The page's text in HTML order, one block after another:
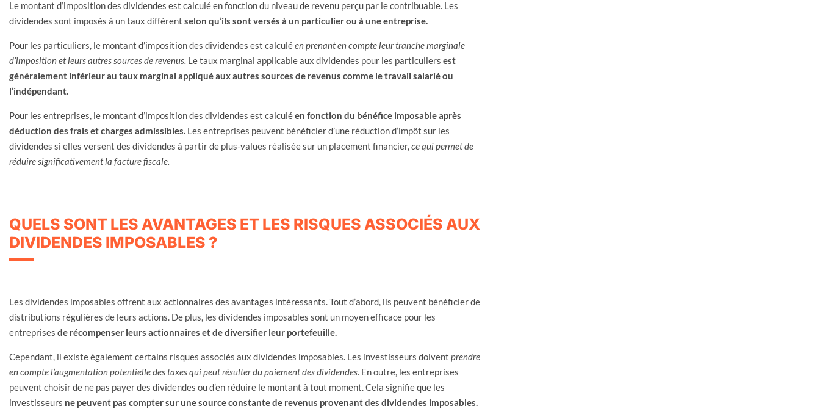
Le montant d’imposition des dividendes est calculé en fonction du niveau de revenu perçu par le contribuable. Les
dividendes sont imposés à un taux différent selon qu’ils sont versés à un particulier ou à une entreprise.
Pour les particuliers, le montant d’imposition des dividendes est calculéen prenant en compte leur tranche marginale
d’imposition et leurs autres sources de revenus. Le taux marginal applicable aux dividendes pour les particuliers est
généralement inférieur au taux marginal appliqué aux autres sources de revenus comme le travail salarié ou
l’indépendant.
Pour les entreprises, le montant d’imposition des dividendes est calculéen fonction du bénéfice imposable après
déduction des frais et charges admissibles. Les entreprises peuvent bénéficier d’une réduction d’impôt sur les
dividendes si elles versent des dividendes à partir de plus-values réalisée sur un placement financier,ce qui permet de
réduire significativement la facture fiscale.
QUELS SONT LES AVANTAGES ET LES RISQUES ASSOCIÉS AUX
DIVIDENDES IMPOSABLES ?
Les dividendes imposables offrent aux actionnaires des avantages intéressants. Tout d’abord, ils peuvent bénéficier de
distributions régulières de leurs actions. De plus, les dividendes imposables sont un moyen efficace pour les
entreprises de récompenser leurs actionnaires et de diversifier leur portefeuille.
Cependant, il existe également certains risques associés aux dividendes imposables. Les investisseurs doivent prendre
en compte l’augmentation potentielle des taxes qui peut résulter du paiement des dividendes. En outre, les entreprises
peuvent choisir de ne pas payer des dividendes ou d’en réduire le montant à tout moment. Cela signifie que les
investisseurs ne peuvent pas compter sur une source constante de revenus provenant des dividendes imposables.